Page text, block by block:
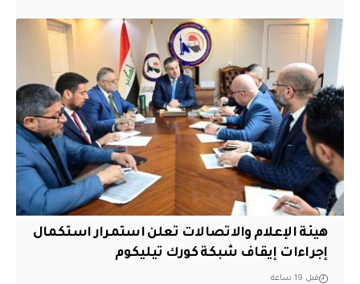
هيئة الإعلام والاتصالات تعلن استمرار استكمال
إجراءات إيقاف شبكة كورك تيليكوم
قبل 19 ساعة